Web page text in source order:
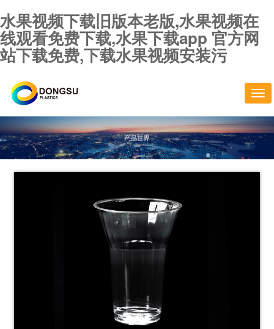
水果视频下载旧版本老版,水果视频在
线观看免费下载,水果下载app 官方网
站下载免费,下载水果视频安装污
切
导
航